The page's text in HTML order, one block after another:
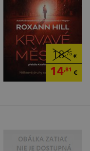
18,75€
14,81 €